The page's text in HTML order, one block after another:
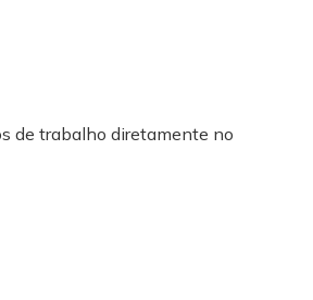
de trabalho diretamente no